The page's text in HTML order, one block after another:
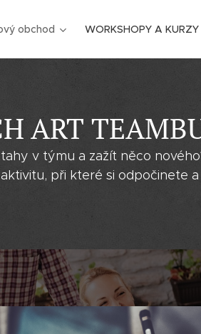
obchod WORKSHOPY A KURZY
ART
v týmu a zažít něco
při které si odpočinete